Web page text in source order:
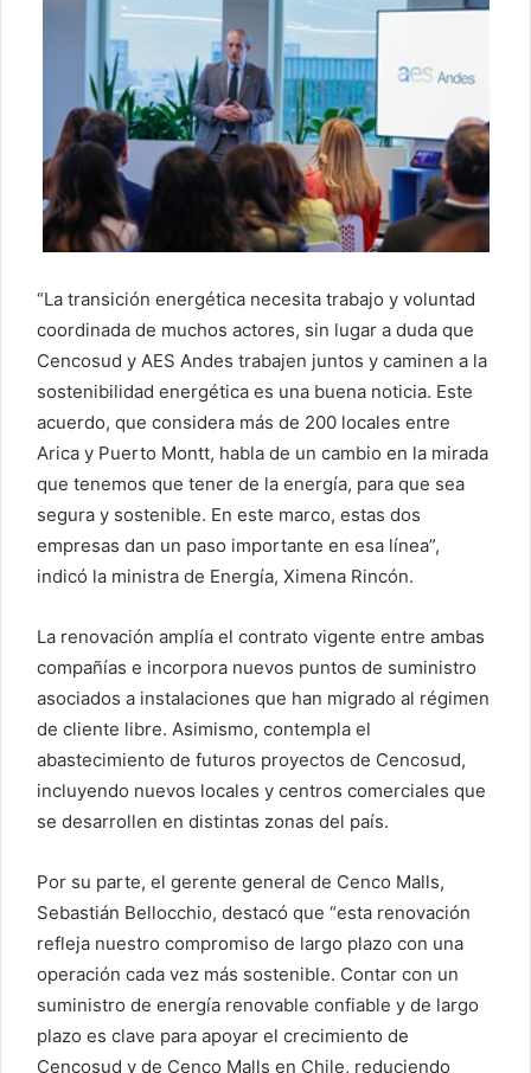
“La transición energética necesita trabajo y voluntad
coordinada de muchos actores, sin lugar a duda que
Cencosud y AES Andes trabajen juntos y caminen a la
sostenibilidad energética es una buena noticia. Este
acuerdo, que considera más de 200 locales entre
Arica y Puerto Montt, habla de un cambio en la mirada
que tenemos que tener de la energía, para que sea
segura y sostenible. En este marco, estas dos
empresas dan un paso importante en esa línea”,
indicó la ministra de Energía, Ximena Rincón.
La renovación amplía el contrato vigente entre ambas
compañías e incorpora nuevos puntos de suministro
asociados a instalaciones que han migrado al régimen
de cliente libre. Asimismo, contempla el
abastecimiento de futuros proyectos de Cencosud,
incluyendo nuevos locales y centros comerciales que
se desarrollen en distintas zonas del país.
Por su parte, el gerente general de Cenco Malls,
Sebastián Bellocchio, destacó que “esta renovación
refleja nuestro compromiso de largo plazo con una
operación cada vez más sostenible. Contar con un
suministro de energía renovable confiable y de largo
plazo es clave para apoyar el crecimiento de
Cencosud y de Cenco Malls en Chile, reduciendo